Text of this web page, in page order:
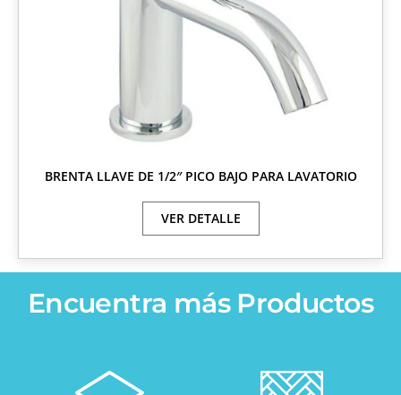
BRENTA LLAVE DE 1/2″ PICO BAJO PARA LAVATORIO
VER DETALLE
Encuentra más Productos